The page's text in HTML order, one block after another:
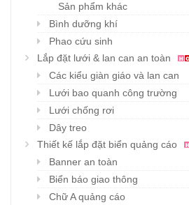
Sản phẩm khác
Bình dưỡng khí
Phao cứu sinh
Lắp đặt lưới & lan can an toàn
Các kiểu giàn giáo và lan can
Lưới bao quanh công trường
Lưới chống rơi
Dây treo
Thiết kế lắp đặt biển quảng cáo
Banner an toàn
Biển báo giao thông
Chữ A quảng cáo